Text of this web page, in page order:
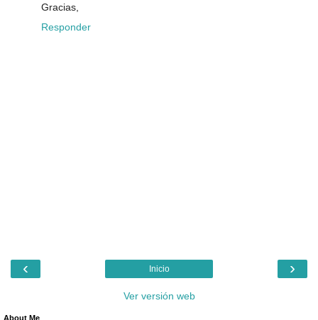
Gracias,
Responder
‹ ›
Inicio
Ver versión web
About Me